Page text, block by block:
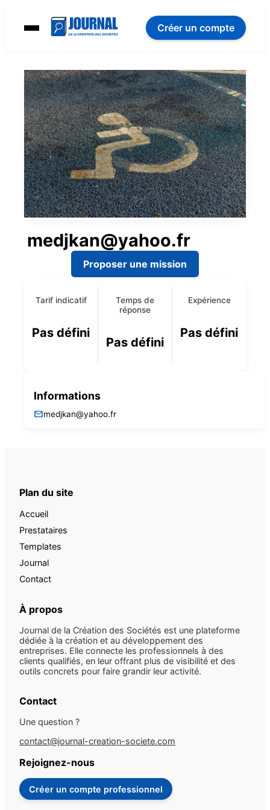
Créer un compte
medjkan@yahoo.fr
Proposer une mission
Tarif indicatif
Pas défini
Temps de
réponse
Pas défini
Expérience
Pas défini
Informations
medjkan@yahoo.fr
Plan du site
Accueil
Prestataires
Templates
Journal
Contact
À propos
Journal de la Création des Sociétés est une plateforme
dédiée à la création et au développement des
entreprises. Elle connecte les professionnels à des
clients qualifiés, en leur offrant plus de visibilité et des
outils concrets pour faire grandir leur activité.
Contact
Une question ?
contact@journal-creation-societe.com
Rejoignez-nous
Créer un compte professionnel